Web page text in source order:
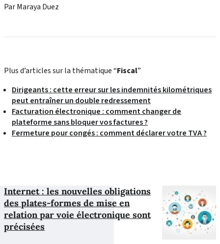
Par Maraya Duez
Plus d’articles sur la thématique “Fiscal”
Dirigeants : cette erreur sur les indemnités kilométriques
peut entraîner un double redressement
Facturation électronique : comment changer de
plateforme sans bloquer vos factures ?
Fermeture pour congés : comment déclarer votre TVA ?
Internet : les nouvelles obligations
des plates-formes de mise en
relation par voie électronique sont
précisées